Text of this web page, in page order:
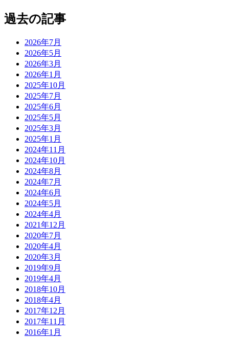
過去の記事
2026年7月
2026年5月
2026年3月
2026年1月
2025年10月
2025年7月
2025年6月
2025年5月
2025年3月
2025年1月
2024年11月
2024年10月
2024年8月
2024年7月
2024年6月
2024年5月
2024年4月
2021年12月
2020年7月
2020年4月
2020年3月
2019年9月
2019年4月
2018年10月
2018年4月
2017年12月
2017年11月
2016年1月